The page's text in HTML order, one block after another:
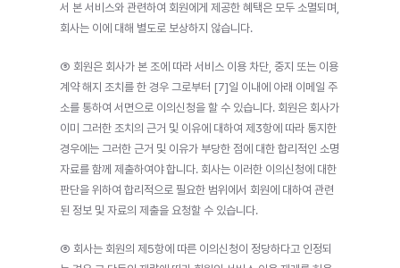
서 본 서비스와 관련하여 회원에게 제공한 혜택은 모두 소멸되며,
회사는 이에 대해 별도로 보상하지 않습니다.
⑤ 회원은 회사가 본 조에 따라 서비스 이용 차단, 중지 또는 이용
계약 해지 조치를 한 경우 그로부터 [7]일 이내에 아래 이메일 주
소를 통하여 서면으로 이의신청을 할 수 있습니다. 회원은 회사가
이미 그러한 조치의 근거 및 이유에 대하여 제3항에 따라 통지한
경우에는 그러한 근거 및 이유가 부당한 점에 대한 합리적인 소명
자료를 함께 제출하여야 합니다. 회사는 이러한 이의신청에 대한
판단을 위하여 합리적으로 필요한 범위에서 회원에 대하여 관련
된 정보 및 자료의 제출을 요청할 수 있습니다.
⑥ 회사는 회원의 제5항에 따른 이의신청이 정당하다고 인정되